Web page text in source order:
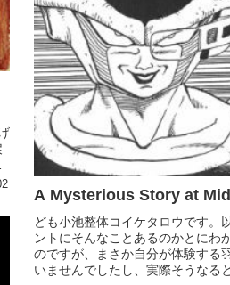
A Mysterious Story at
ども小池整体コイケタロウです。
ントにそんなことあるのかとにわ
のですが、まさか自分が体験する
いませんでしたし、実際そうなる